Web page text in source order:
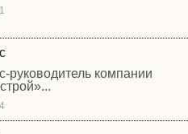
руководитель компании